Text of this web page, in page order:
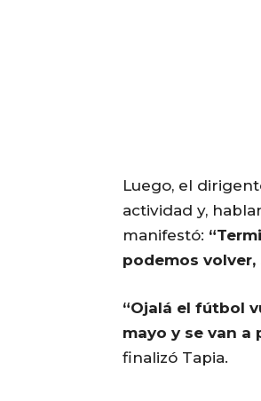
Luego, el
actividad y,
manifestó:
podemos volver,
“Ojalá el fútbol
mayo y se van a
finalizó Tapia.